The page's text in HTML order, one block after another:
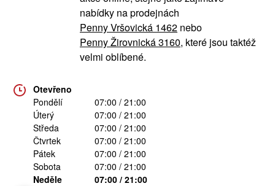
nabídky na prodejnách
Penny Vršovická 1462 nebo
Penny Žirovnická 3160, které jsou taktéž
velmi oblíbené.
Otevřeno
Pondělí
07:00 / 21:00
Úterý
07:00 / 21:00
Středa
07:00 / 21:00
Čtvrtek
07:00 / 21:00
Pátek
07:00 / 21:00
Sobota
07:00 / 21:00
Neděle
07:00 / 21:00